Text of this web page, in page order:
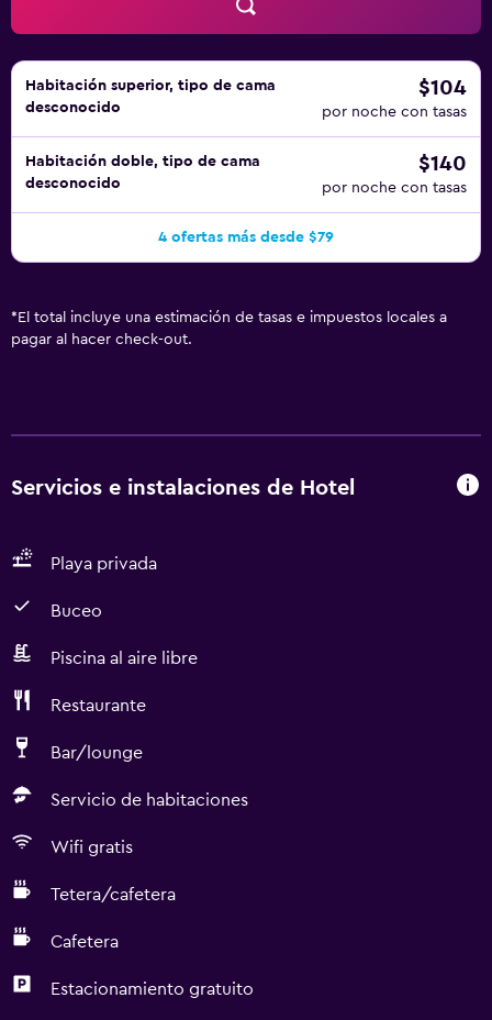
Habitación superior, tipo de cama
desconocido
$104
por noche con tasas
Habitación doble, tipo de cama
desconocido
$140
por noche con tasas
4 ofertas más desde $79
* El total incluye una estimación de tasas e impuestos locales a
pagar al hacer check-out.
Servicios e instalaciones de Hotel
Playa privada
Buceo
Piscina al aire libre
Restaurante
Bar/lounge
Servicio de habitaciones
Wifi gratis
Tetera/cafetera
Cafetera
Estacionamiento gratuito